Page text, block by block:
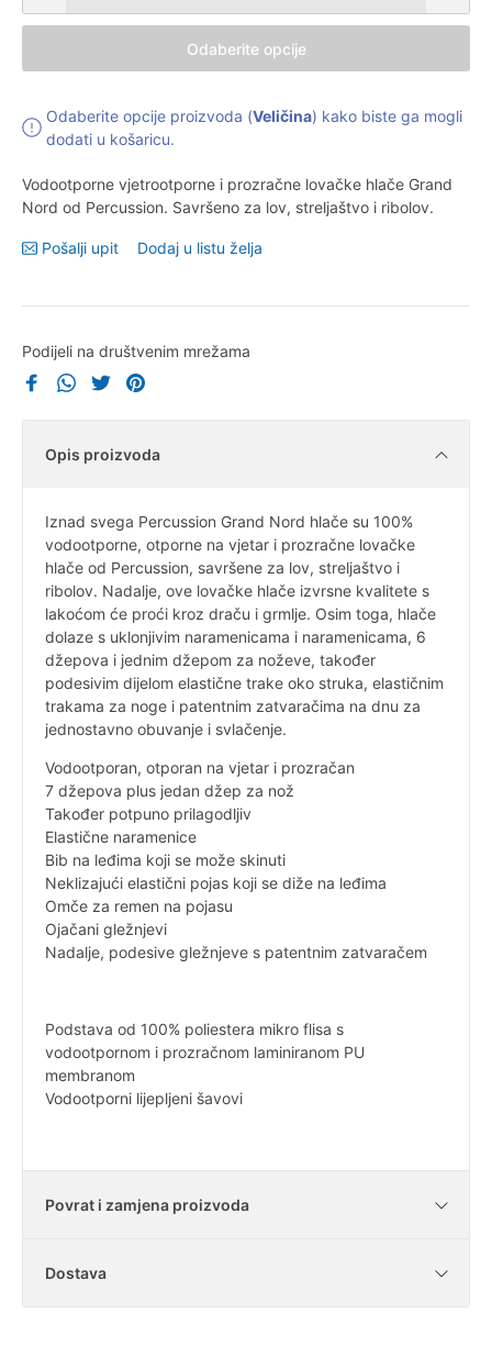
Odaberite opcije
Odaberite opcije proizvoda (Veličina) kako biste ga mogli
dodati u košaricu.
Vodootporne vjetrootporne i prozračne lovačke hlače Grand
Nord od Percussion. Savršeno za lov, streljaštvo i ribolov.
Pošalji upit Dodaj u listu želja
Podijeli na društvenim mrežama
Opis proizvoda
Iznad svega Percussion Grand Nord hlače su 100%
vodootporne, otporne na vjetar i prozračne lovačke
hlače od Percussion, savršene za lov, streljaštvo i
ribolov. Nadalje, ove lovačke hlače izvrsne kvalitete s
lakoćom će proći kroz draču i grmlje. Osim toga, hlače
dolaze s uklonjivim naramenicama i naramenicama, 6
džepova i jednim džepom za noževe, također
podesivim dijelom elastične trake oko struka, elastičnim
trakama za noge i patentnim zatvaračima na dnu za
jednostavno obuvanje i svlačenje.
Vodootporan, otporan na vjetar i prozračan
7 džepova plus jedan džep za nož
Također potpuno prilagodljiv
Elastične naramenice
Bib na leđima koji se može skinuti
Neklizajući elastični pojas koji se diže na leđima
Omče za remen na pojasu
Ojačani gležnjevi
Nadalje, podesive gležnjeve s patentnim zatvaračem
Podstava od 100% poliestera mikro flisa s
vodootpornom i prozračnom laminiranom PU
membranom
Vodootporni lijepljeni šavovi
Povrat i zamjena proizvoda
Dostava